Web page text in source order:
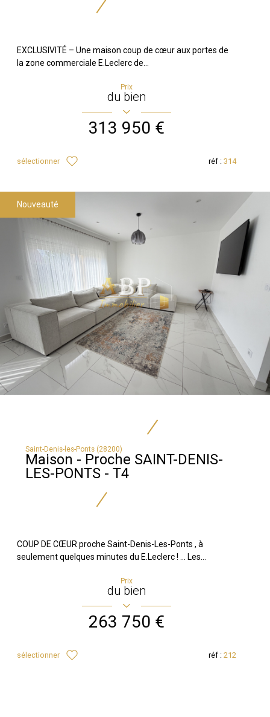
EXCLUSIVITÉ – Une maison coup de cœur aux portes de
la zone commerciale E.Leclerc de...
Prix
du bien
313 950 €
sélectionner réf : 314
Nouveauté
Saint-Denis-les-Ponts (28200)
Maison - Proche SAINT-DENIS-
LES-PONTS - T4
COUP DE CŒUR proche Saint-Denis-Les-Ponts , à
seulement quelques minutes du E.Leclerc ! ... Les...
Prix
du bien
263 750 €
sélectionner réf : 212